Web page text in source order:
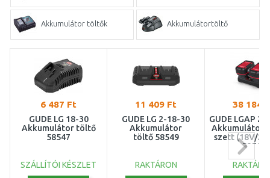
Akkumulátor töltők Akkumulátortöltő
6 487 Ft
GÜDE LG 18-30
Akkumulátor töltő
58547
SZÁLLÍTÓI KÉSZLET
11 409 Ft
GÜDE LG 2-18-30
Akkumulátor
töltő 58549
RAKTÁRON
38 184
GÜDE LGAP 2-
Akkumulátor
szett (18V/
58560